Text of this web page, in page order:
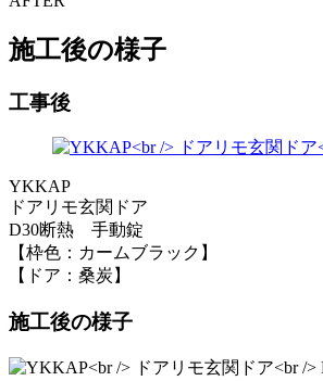
施工後の様子
工事後
YKKAP
ドアリモ玄関ドア
D30断熱 手動錠
【枠色：カームブラック】
【ドア：桑炭】
施工後の様子